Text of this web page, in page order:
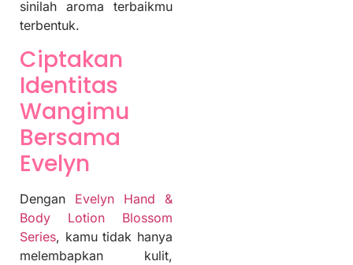
sinilah aroma terbaikmu
terbentuk.
Ciptakan
Identitas
Wangimu
Bersama
Evelyn
Dengan Evelyn Hand &
Body Lotion Blossom
Series, kamu tidak hanya
melembapkan kulit,